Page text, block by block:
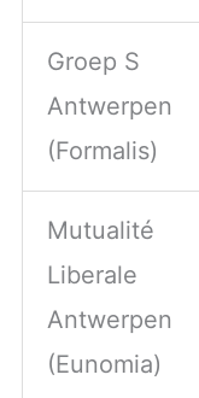
Groep S
Antwerpen
(Formalis)
Mutualité
Liberale
Antwerpen
(Eunomia)